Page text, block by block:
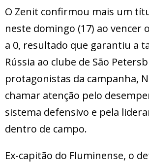
O Zenit confirmou mais um
neste domingo (17) ao vencer
a 0, resultado que garantiu a
Rússia ao clube de São
protagonistas da campanha,
chamar atenção pelo
sistema defensivo e pela
dentro de campo.
Ex-capitão do Fluminense, o